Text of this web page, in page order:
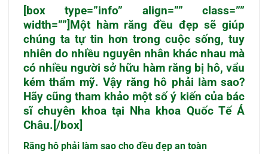
[box type=”info” align=”” class=””
width=””]Một hàm răng đều đẹp sẽ giúp
chúng ta tự tin hơn trong cuộc sống, tuy
nhiên do nhiều nguyên nhân khác nhau mà
có nhiều người sở hữu hàm răng bị hô, vẩu
kém thẩm mỹ. Vậy răng hô phải làm sao?
Hãy cũng tham khảo một số ý kiến của bác
sĩ chuyên khoa tại Nha khoa Quốc Tế Á
Châu.[/box]
Răng hô phải làm sao cho đều đẹp an toàn